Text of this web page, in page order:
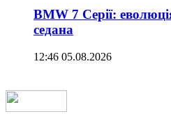
BMW 7 Серії:
седана
12:46 05.08.2026